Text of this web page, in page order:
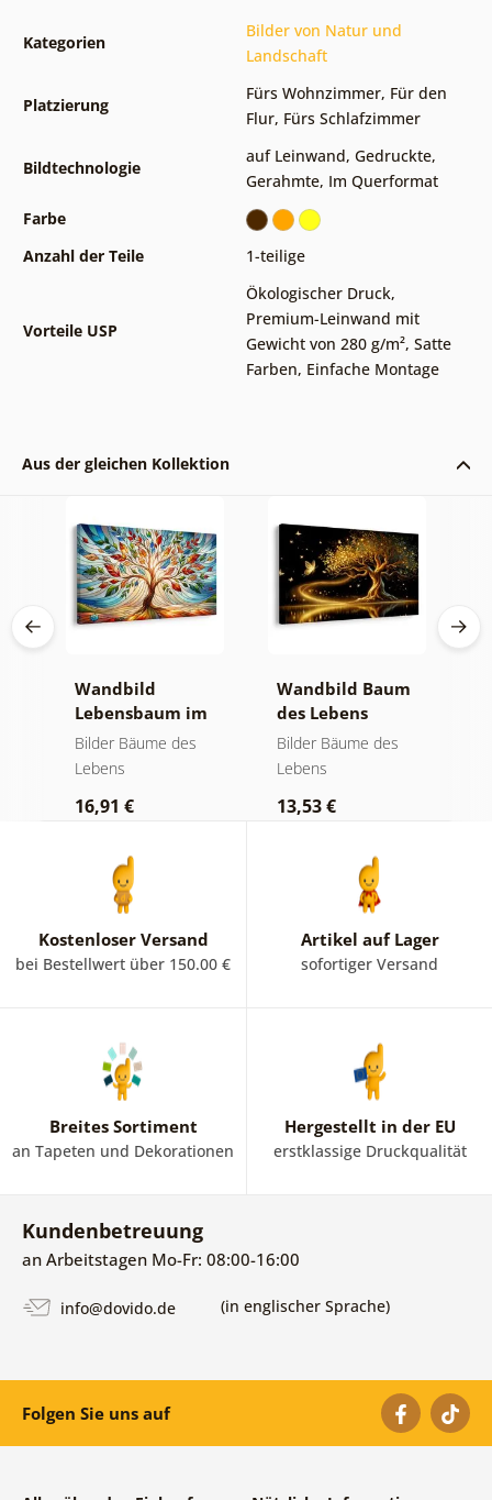
Kategorien
Bilder von Natur und
Landschaft
Platzierung
Fürs Wohnzimmer, Für den
Flur, Fürs Schlafzimmer
Bildtechnologie
auf Leinwand, Gedruckte,
Gerahmte, Im Querformat
Farbe
Anzahl der Teile
1-teilige
Vorteile USP
Ökologischer Druck,
Premium-Leinwand mit
Gewicht von 280 g/m², Satte
Farben, Einfache Montage
Aus der gleichen Kollektion
Wandbild
Lebensbaum im
bunten
Glasfenster
Bilder Bäume des
Lebens
16,91 €
Wandbild Baum
des Lebens
goldene Magie
Bilder Bäume des
Lebens
13,53 €
Kostenloser Versand
bei Bestellwert über 150.00 €
Artikel auf Lager
sofortiger Versand
Breites Sortiment
an Tapeten und Dekorationen
Hergestellt in der EU
erstklassige Druckqualität
Kundenbetreuung
an Arbeitstagen Mo-Fr: 08:00-16:00
info@dovido.de (in englischer Sprache)
Folgen Sie uns auf